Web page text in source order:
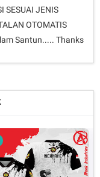
SESUAI JENIS
OTOMATIS
Santun..... Thanks